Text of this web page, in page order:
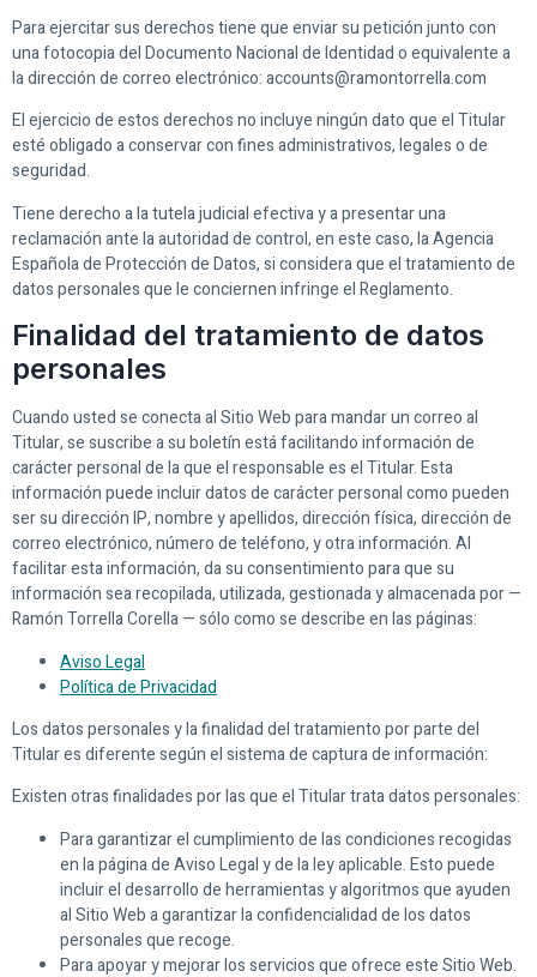
Para ejercitar sus derechos tiene que enviar su petición junto con
una fotocopia del Documento Nacional de Identidad o equivalente a
la dirección de correo electrónico: accounts@ramontorrella.com
El ejercicio de estos derechos no incluye ningún dato que el Titular
esté obligado a conservar con fines administrativos, legales o de
seguridad.
Tiene derecho a la tutela judicial efectiva y a presentar una
reclamación ante la autoridad de control, en este caso, la Agencia
Española de Protección de Datos, si considera que el tratamiento de
datos personales que le conciernen infringe el Reglamento.
Finalidad del tratamiento de datos
personales
Cuando usted se conecta al Sitio Web para mandar un correo al
Titular, se suscribe a su boletín está facilitando información de
carácter personal de la que el responsable es el Titular. Esta
información puede incluir datos de carácter personal como pueden
ser su dirección IP, nombre y apellidos, dirección física, dirección de
correo electrónico, número de teléfono, y otra información. Al
facilitar esta información, da su consentimiento para que su
información sea recopilada, utilizada, gestionada y almacenada por —
Ramón Torrella Corella — sólo como se describe en las páginas:
Aviso Legal
Política de Privacidad
Los datos personales y la finalidad del tratamiento por parte del
Titular es diferente según el sistema de captura de información:
Existen otras finalidades por las que el Titular trata datos personales:
Para garantizar el cumplimiento de las condiciones recogidas
en la página de Aviso Legal y de la ley aplicable. Esto puede
incluir el desarrollo de herramientas y algoritmos que ayuden
al Sitio Web a garantizar la confidencialidad de los datos
personales que recoge.
Para apoyar y mejorar los servicios que ofrece este Sitio Web.